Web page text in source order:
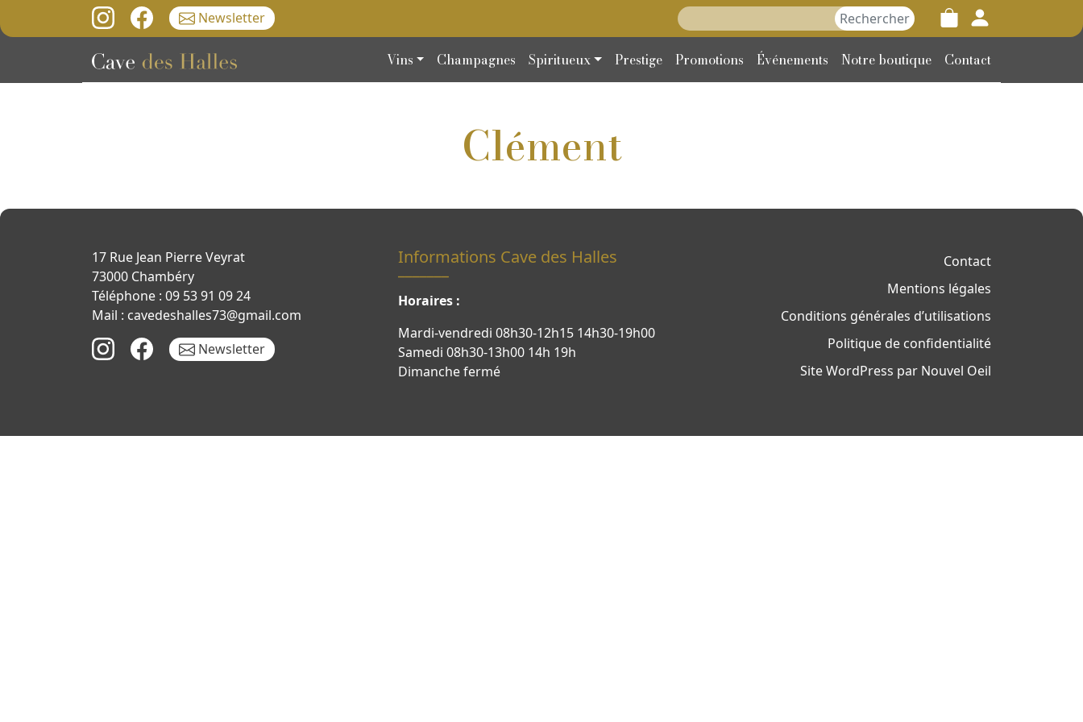
Newsletter
Rechercher :
Vins Champagnes Spiritueux Prestige Promotions Événements Notre boutique Contact
Clément
17 Rue Jean Pierre Veyrat
73000 Chambéry
Téléphone : 09 53 91 09 24
Mail : cavedeshalles73@gmail.com
Newsletter
Informations Cave des Halles
Horaires :
Mardi-vendredi 08h30-12h15 14h30-19h00
Samedi 08h30-13h00 14h 19h
Dimanche fermé
Contact
Mentions légales
Conditions générales d’utilisations
Politique de confidentialité
Site WordPress par Nouvel Oeil